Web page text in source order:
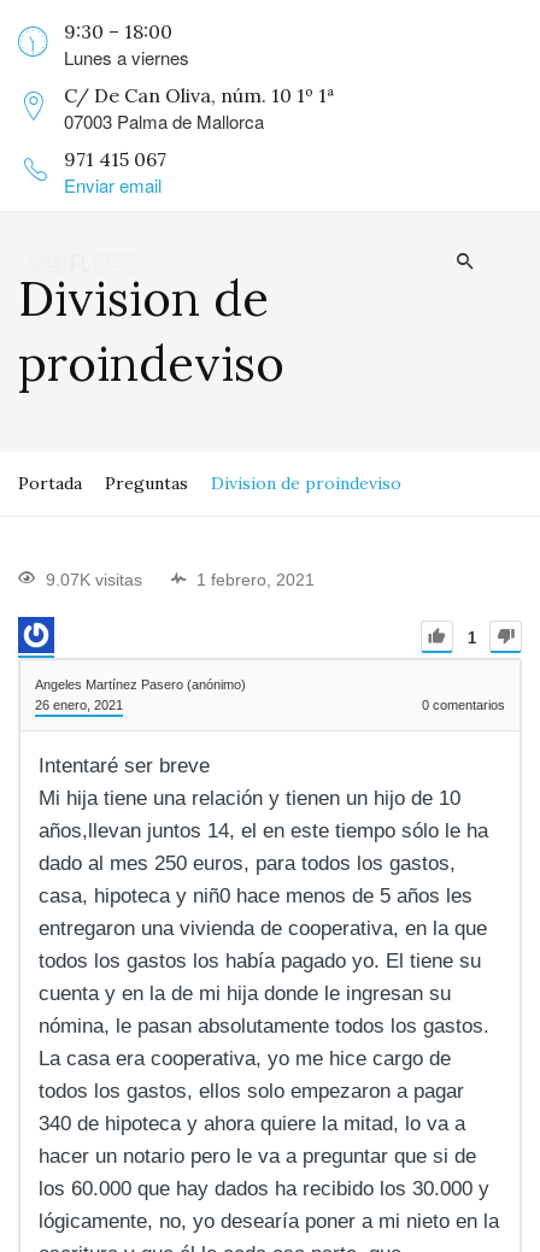
9:30 – 18:00
Lunes a viernes
C/ De Can Oliva, núm. 10 1º 1ª
07003 Palma de Mallorca
971 415 067
Enviar email
Division de
proindeviso
Portada Preguntas Division de proindeviso
9.07K visitas 1 febrero, 2021
1
Angeles Martínez Pasero (anónimo)
26 enero, 2021
0 comentarios
Intentaré ser breve
Mi hija tiene una relación y tienen un hijo de 10
años,llevan juntos 14, el en este tiempo sólo le ha
dado al mes 250 euros, para todos los gastos,
casa, hipoteca y niñ0 hace menos de 5 años les
entregaron una vivienda de cooperativa, en la que
todos los gastos los había pagado yo. El tiene su
cuenta y en la de mi hija donde le ingresan su
nómina, le pasan absolutamente todos los gastos.
La casa era cooperativa, yo me hice cargo de
todos los gastos, ellos solo empezaron a pagar
340 de hipoteca y ahora quiere la mitad, lo va a
hacer un notario pero le va a preguntar que si de
los 60.000 que hay dados ha recibido los 30.000 y
lógicamente, no, yo desearía poner a mi nieto en la